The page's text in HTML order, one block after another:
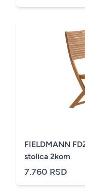
FIELDMANN
stolica 2kom
7.760 RSD